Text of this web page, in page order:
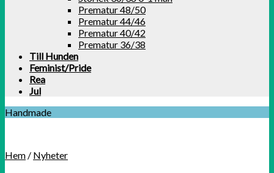
Prematur 48/50
Prematur 44/46
Prematur 40/42
Prematur 36/38
Till Hunden
Feminist/Pride
Rea
Jul
Handmade
Hem / Nyheter